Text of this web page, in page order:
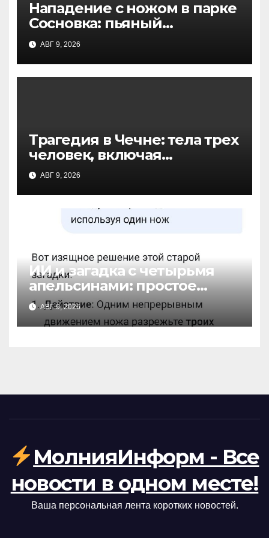
Нападение с ножом в парке
Сосновка: пьяный
пенсионер ранил двух
прохожих
АВГ 9, 2026
Трагедия в Чечне: тела трех
человек, включая
несовершеннолетнего,
извлечены из реки в
Серноводском районе
АВГ 9, 2026
ИИ и загадка с четырьмя
апельсинами: простое
решение или скрытый
подвох?
АВГ 9, 2026
МолнияИнформ - Все
новости в одном месте!
Ваша персональная лента коротких новостей.